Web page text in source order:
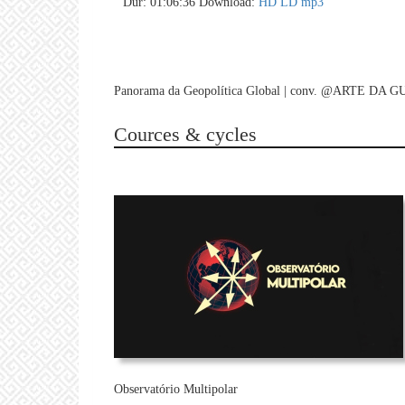
Panorama da Geopolítica Global | conv. @ARTE DA
Cources & cycles
Observatório Multipolar